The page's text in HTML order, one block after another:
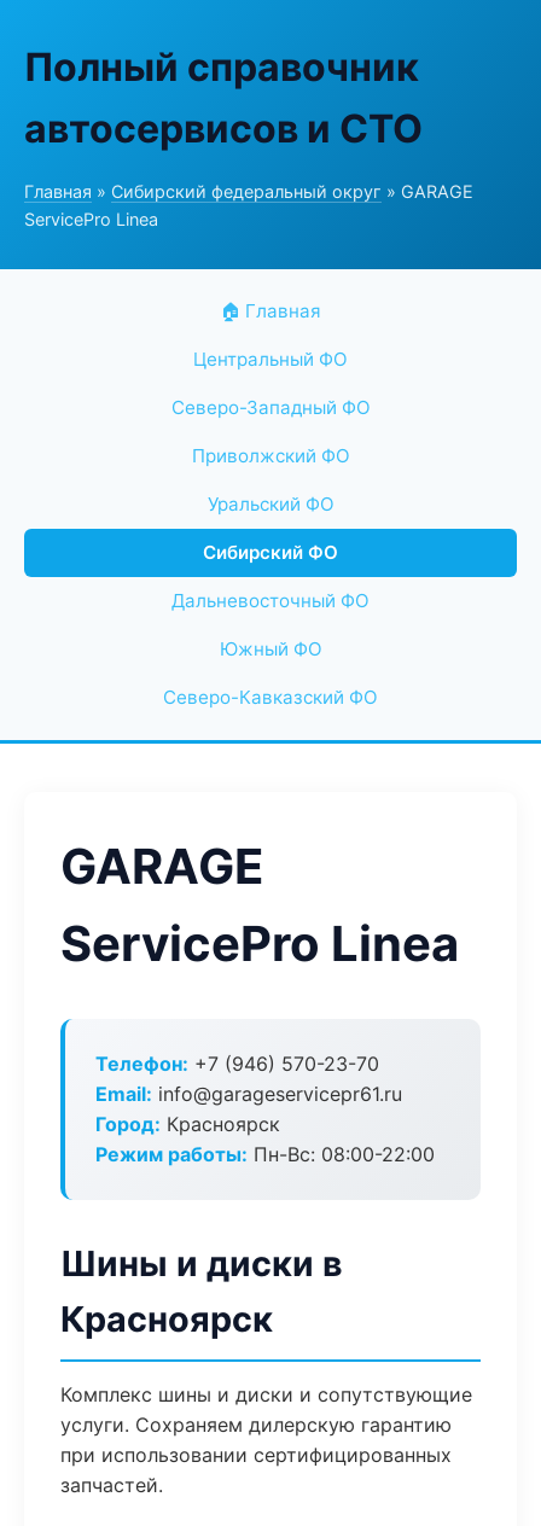
Полный справочник
автосервисов и СТО
Главная » Сибирский федеральный округ » GARAGE
ServicePro Linea
🏠 Главная
Центральный ФО
Северо-Западный ФО
Приволжский ФО
Уральский ФО
Сибирский ФО
Дальневосточный ФО
Южный ФО
Северо-Кавказский ФО
GARAGE
ServicePro Linea
Телефон: +7 (946) 570-23-70
Email: info@garageservicepr61.ru
Город: Красноярск
Режим работы: Пн-Вс: 08:00-22:00
Шины и диски в
Красноярск
Комплекс шины и диски и сопутствующие
услуги. Сохраняем дилерскую гарантию
при использовании сертифицированных
запчастей.